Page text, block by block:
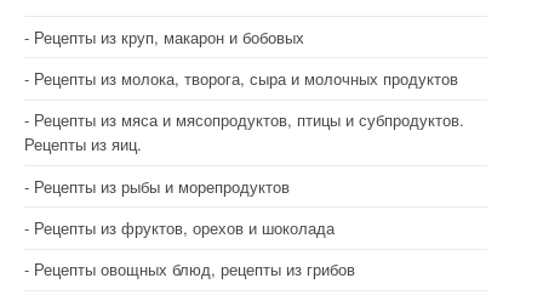
Рецепты из круп, макарон и бобовых
Рецепты из молока, творога, сыра и молочных продуктов
Рецепты из мяса и мясопродуктов, птицы и субпродуктов.
Рецепты из яиц.
Рецепты из рыбы и морепродуктов
Рецепты из фруктов, орехов и шоколада
Рецепты овощных блюд, рецепты из грибов